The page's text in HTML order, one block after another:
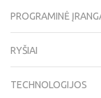
PROGRAMINĖ
RYŠIAI
TECHNOLOGIJOS